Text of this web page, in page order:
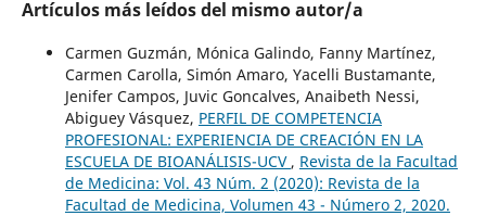
Artículos más leídos del mismo autor/a
Carmen Guzmán, Mónica Galindo, Fanny Martínez,
Carmen Carolla, Simón Amaro, Yacelli Bustamante,
Jenifer Campos, Juvic Goncalves, Anaibeth Nessi,
Abiguey Vásquez, PERFIL DE COMPETENCIA
PROFESIONAL: EXPERIENCIA DE CREACIÓN EN LA
ESCUELA DE BIOANÁLISIS-UCV , Revista de la Facultad
de Medicina: Vol. 43 Núm. 2 (2020): Revista de la
Facultad de Medicina, Volumen 43 - Número 2, 2020.